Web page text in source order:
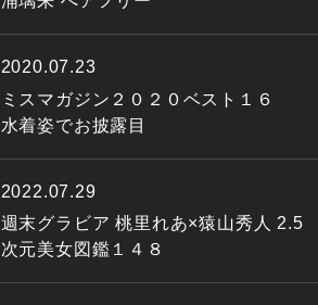
2020.07.23
ミスマガジン２０２０ベスト１６
水着姿でお披露目
2022.07.29
週末グラビア 桃里れあ×猿山秀人 2.5
次元美女図鑑１４８